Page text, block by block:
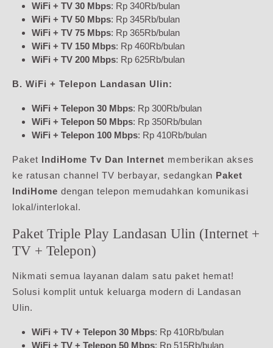
WiFi + TV 30 Mbps: Rp 340Rb/bulan
WiFi + TV 50 Mbps: Rp 345Rb/bulan
WiFi + TV 75 Mbps: Rp 365Rb/bulan
WiFi + TV 150 Mbps: Rp 460Rb/bulan
WiFi + TV 200 Mbps: Rp 625Rb/bulan
B. WiFi + Telepon Landasan Ulin:
WiFi + Telepon 30 Mbps: Rp 300Rb/bulan
WiFi + Telepon 50 Mbps: Rp 350Rb/bulan
WiFi + Telepon 100 Mbps: Rp 410Rb/bulan
Paket IndiHome Tv Dan Internet memberikan akses
ke ratusan channel TV berbayar, sedangkan Paket
IndiHome dengan telepon memudahkan komunikasi
lokal/interlokal.
Paket Triple Play Landasan Ulin (Internet +
TV + Telepon)
Nikmati semua layanan dalam satu paket hemat!
Solusi komplit untuk keluarga modern di Landasan
Ulin.
WiFi + TV + Telepon 30 Mbps: Rp 410Rb/bulan
WiFi + TV + Telepon 50 Mbps: Rp 515Rb/bulan